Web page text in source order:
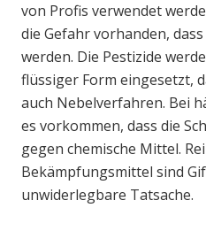
von Profis verwendet
die Gefahr vorhanden,
werden. Die Pestizide
flüssiger Form eingesetzt,
auch Nebelverfahren. Bei
es vorkommen, dass die
gegen chemische Mittel.
Bekämpfungsmittel sind
unwiderlegbare Tatsache.